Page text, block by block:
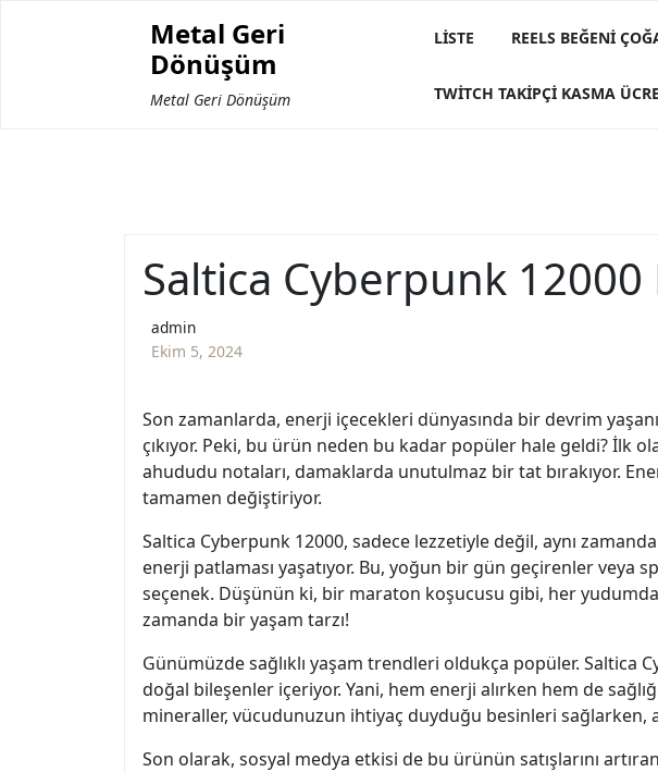
Metal Geri
Dönüşüm
Metal Geri Dönüşüm
LISTE REELS BEĞENI
TWITCH TAKIPÇI KASMA
Saltica Cyberpunk 12000
admin
Ekim 5, 2024
Son zamanlarda, enerji içecekleri dünyasında bir devrim
çıkıyor. Peki, bu ürün neden bu kadar popüler hale geldi? İlk
ahududu notaları, damaklarda unutulmaz bir tat bırakıyor.
tamamen değiştiriyor.
Saltica Cyberpunk 12000, sadece lezzetiyle değil, aynı
enerji patlaması yaşatıyor. Bu, yoğun bir gün geçirenler
seçenek. Düşünün ki, bir maraton koşucusu gibi, her yudumda
zamanda bir yaşam tarzı!
Günümüzde sağlıklı yaşam trendleri oldukça popüler. Saltica
doğal bileşenler içeriyor. Yani, hem enerji alırken hem de
mineraller, vücudunuzun ihtiyaç duyduğu besinleri sağlarken,
Son olarak, sosyal medya etkisi de bu ürünün satışlarını